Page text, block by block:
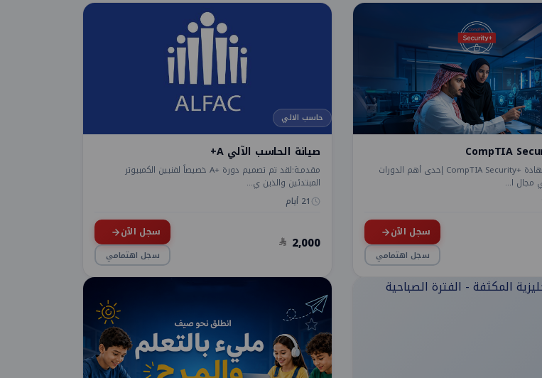
تعد دورة وشهادة +CompTIA Security إحدى أهم الدورات
مجال ا...
سجل الآن
سجل اهتمامي
حاسب الالي
صيانة الحاسب الآلي A+
مقدمـة:لقد تم تصميم دورة +A خصيصاً لفنيين الكمبيوتر
المبتدئين والذين ي...
21 أيام
2,000
سجل الآن
سجل اهتمامي